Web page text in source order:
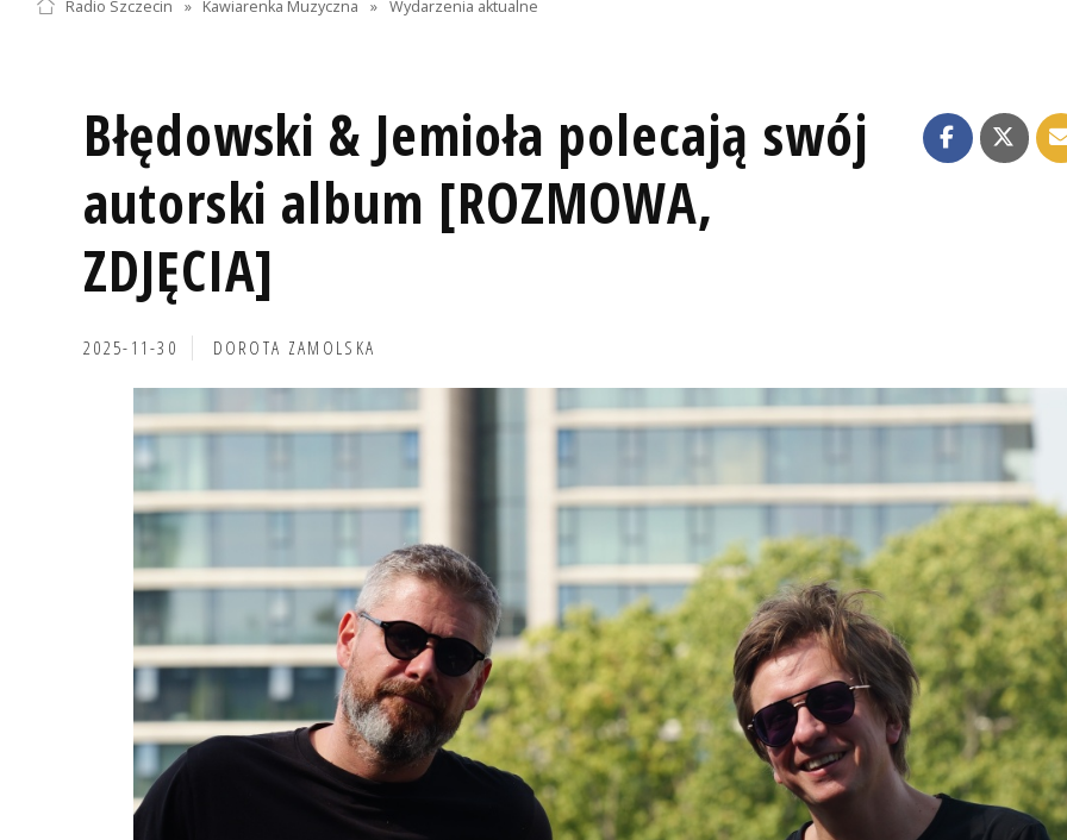
Radio Szczecin » Kawiarenka Muzyczna » Wydarzenia aktualne
Błędowski & Jemioła polecają swój
autorski album [ROZMOWA,
ZDJĘCIA]
2025-11-30 DOROTA ZAMOLSKA